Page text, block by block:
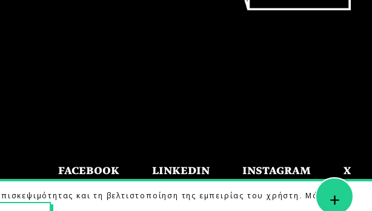
FACEBOOK LINKEDIN INSTAGRAM X
και τη βελτιστοποίηση της εμπειρίας του χρήστη. Μάθετε+